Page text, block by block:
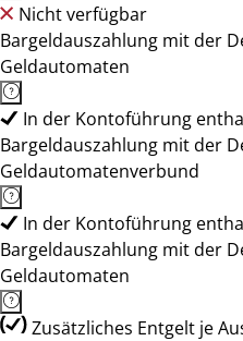
Nicht verfügbar
Bargeldauszahlung mit der
Geldautomaten
In der Kontoführung
Bargeldauszahlung mit der
Geldautomatenverbund
In der Kontoführung
Bargeldauszahlung mit der
Geldautomaten
Zusätzliches Entgelt je